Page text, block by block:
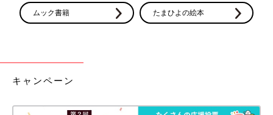
ムック書籍 たまひよの絵本
キャンペーン